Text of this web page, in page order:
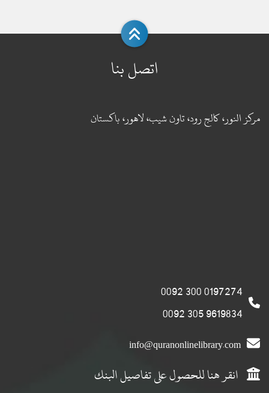
اتصل بنا
مركز النور، كالج رود، تاون شيب، لاهور، باكستان
0197274 300 0092
9619834 305 0092
info@quranonlinelibrary.com
انقر هنا للحصول على تفاصيل البنك